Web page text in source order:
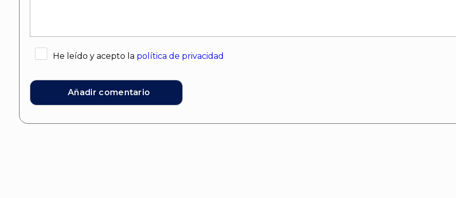
He leído y acepto la política de privacidad